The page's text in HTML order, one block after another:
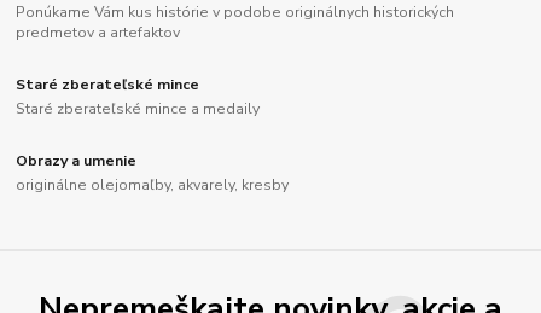
Ponúkame Vám kus histórie v podobe originálnych historických
predmetov a artefaktov
Staré zberateľské mince
Staré zberateľské mince a medaily
Obrazy a umenie
originálne olejomaľby, akvarely, kresby